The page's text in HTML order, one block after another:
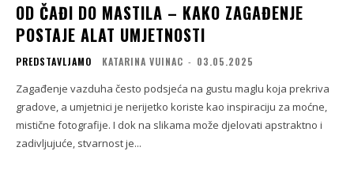
OD ČAĐI DO MASTILA – KAKO ZAGAĐENJE
POSTAJE ALAT UMJETNOSTI
PREDSTAVLJAMO KATARINA VUINAC - 03.05.2025
Zagađenje vazduha često podsjeća na gustu maglu koja prekriva
gradove, a umjetnici je nerijetko koriste kao inspiraciju za moćne,
mistične fotografije. I dok na slikama može djelovati apstraktno i
zadivljujuće, stvarnost je...